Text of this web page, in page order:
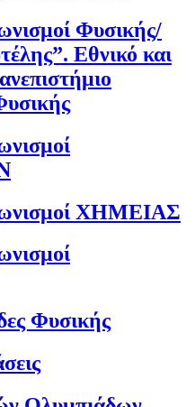
Φυσικής/
Εθνικό και
ΧΗΜΕΙΑΣ
Φυσικής